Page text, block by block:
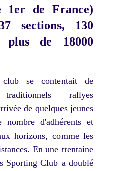
1er de France)
sections, 130
plus de 18000
se contentait de
rallyes
de quelques jeunes
d'adhérents et
horizons, comme les
En une trentaine
Sporting Club a doublé